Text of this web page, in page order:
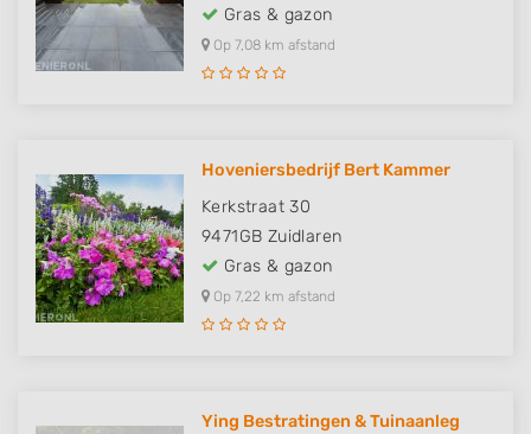
Gras & gazon
Op 7,08 km afstand
Hoveniersbedrijf Bert Kammer
Kerkstraat 30
9471GB Zuidlaren
Gras & gazon
Op 7,22 km afstand
Ying Bestratingen & Tuinaanleg